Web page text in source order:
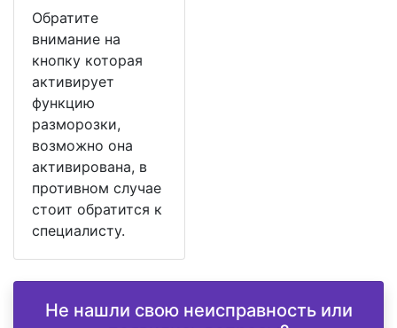
Обратите
внимание на
кнопку которая
активирует
функцию
разморозки,
возможно она
активирована, в
противном случае
стоит обратится к
специалисту.
Не нашли свою неисправность или